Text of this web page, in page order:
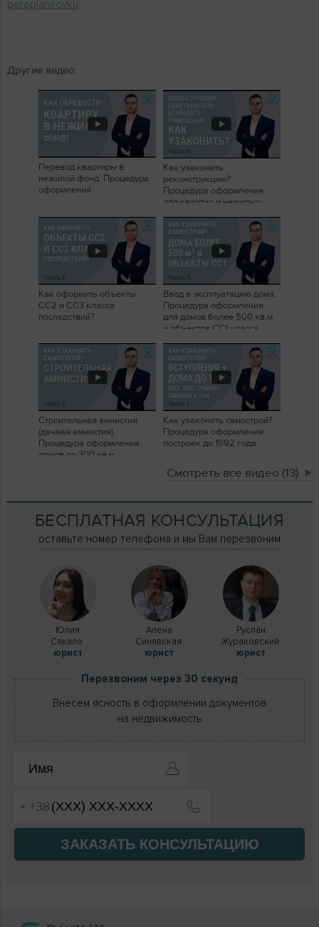
pereplanirovku
Другие видео:
Перевод квартиры в
нежилой фонд. Процедура
оформления
Как узаконить
реконструкцию?
Процедура оформления
для квартир и нежилых
Как оформить объекты
СС2 и СС3 класса
последствий?
Ввод в эксплуатацию дома.
Процедура оформления
для домов более 500 кв.м
и объектов СС1 класса
Строительная амнистия
(дачная амнистия).
Процедура оформления
домов до 300 кв.м
Как узаконить самострой?
Процедура оформления
построек до 1992 года
Смотреть все видео (13)
БЕСПЛАТНАЯ КОНСУЛЬТАЦИЯ
оставьте номер телефона и мы Вам перезвоним
Юлия
Сакало
юрист
Алена
Синявская
юрист
Руслан
Жураковский
юрист
Перезвоним через 30 секунд
Внесем ясность в оформлении документов
на недвижимость
ЗАКАЗАТЬ КОНСУЛЬТАЦИЮ